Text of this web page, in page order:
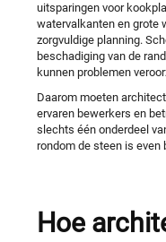
uitsparingen voor
watervalkanten en grote
zorgvuldige planning.
beschadiging van de
kunnen problemen
Daarom moeten
ervaren bewerkers en
slechts één onderdeel
rondom de steen is even
Hoe